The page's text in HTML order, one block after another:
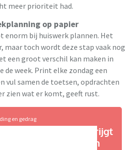
meer prioriteit had.
op papier
enorm bij huiswerk plannen. Het
maar toch wordt deze stap vaak nog
een groot verschil kan maken in
de week. Print elke zondag een
vul samen de toetsen, opdrachten
zien wat er komt, geeft rust.
en gedrag
puber en toetsen: zo krijgt
meer grip op leren